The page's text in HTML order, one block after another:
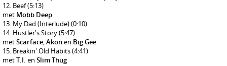
Beef(5:13)
met Mobb Deep
My Dad (Interlude)(0:10)
Hustler's Story(5:47)
metScarface,Akonen Big Gee
Breakin' Old Habits(4:41)
metT.I. en Slim Thug